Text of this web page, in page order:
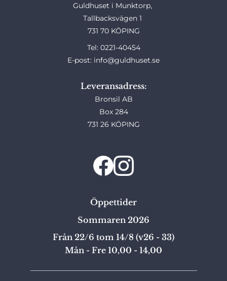
Guldhuset i Munktorp,
Tallbacksvägen 1
731 70 KÖPING
Tel: 0221-40454
E-post: info@guldhuset.se
Leveransadress:
Bronsil AB
Box 284
731 26 KÖPING
Öppettider
Sommaren 2026
Från 22/6 tom 14/8 (v26 - 33)
Mån - Fre 10,00 - 14,00